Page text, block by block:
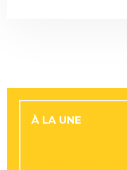
À LA UNE